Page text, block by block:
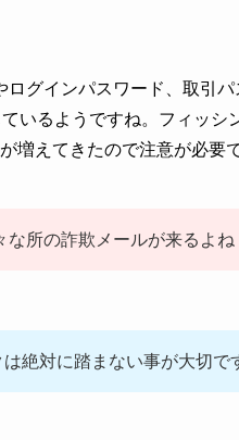
グインパスワード、取引
いるようですね。フィッシ
増えてきたので注意が必要
な所の詐欺メールが来るよね
絶対に踏まない事が大切で